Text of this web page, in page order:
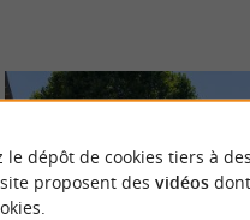
dépôt de cookies tiers à
proposent des vidéos